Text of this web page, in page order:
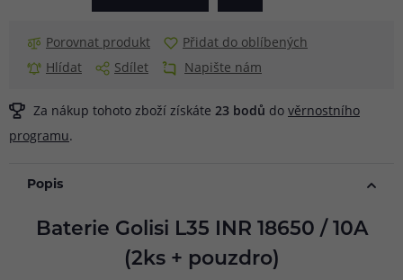
Porovnat produkt
Přidat do oblíbených
Hlídat
Sdílet Napište nám
Za nákup tohoto zboží získáte 23 bodů do věrnostního
programu.
Popis
Baterie Golisi L35 INR 18650 / 10A
(2ks + pouzdro)